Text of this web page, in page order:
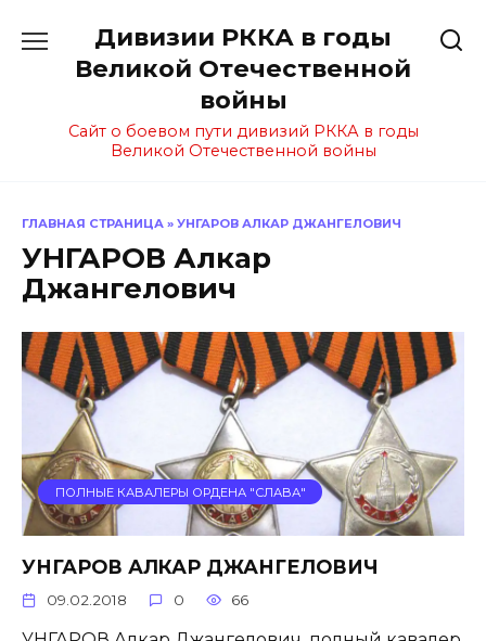
содержанию
Дивизии РККА в годы
Великой Отечественной
войны
Сайт о боевом пути дивизий РККА в годы
Великой Отечественной войны
ГЛАВНАЯ СТРАНИЦА » УНГАРОВ АЛКАР ДЖАНГЕЛОВИЧ
УНГАРОВ Алкар
Джангелович
ПОЛНЫЕ КАВАЛЕРЫ ОРДЕНА "СЛАВА"
УНГАРОВ АЛКАР ДЖАНГЕЛОВИЧ
09.02.2018 0 66